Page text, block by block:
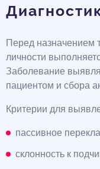
Перед назначением
личности
Заболевание
пациентом и сбора
Критерии для
пассивное
склонность к